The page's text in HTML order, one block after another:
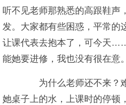
听不见老师那熟悉的高跟鞋声
发。大家都有些困惑，平常的
让课代表去抱本了，可今天
能她要进修，我也没有很在
为什么老师还不来？
她桌子上的水，上课时的停顿